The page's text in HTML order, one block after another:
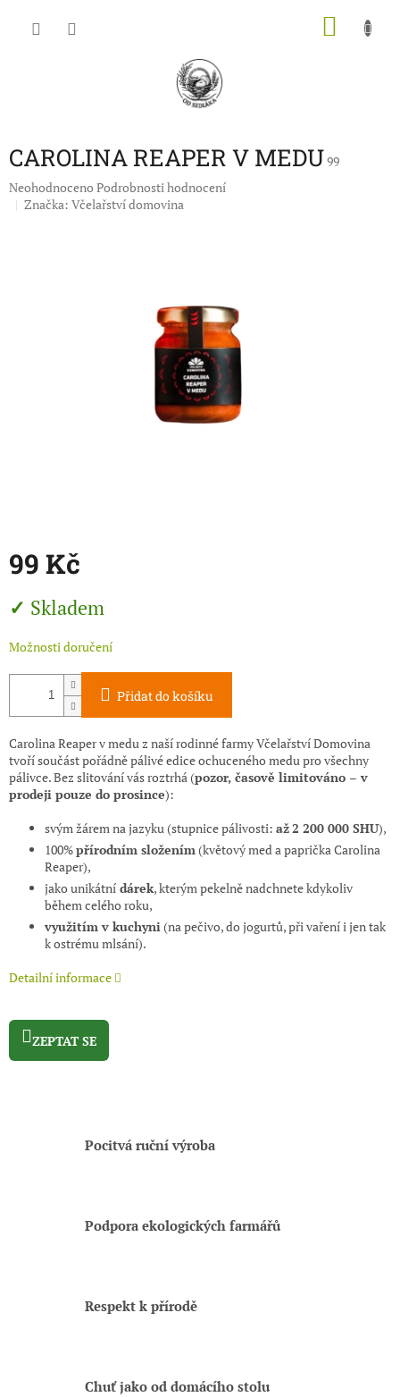
CAROLINA REAPER V MEDU99
Průměrné
hodnocení
Neohodnoceno Podrobnosti hodnocení
Značka: Včelařství domovina
99 Kč
cena:Skladem
Možnosti doručení
Přidat do košíku
Carolina Reaper v medu z naší rodinné farmy Včelařství Domovina
tvoří součást pořádně pálivé edice ochuceného medu pro všechny
pálivce. Bez slitování vás roztrhá (pozor, časově limitováno – v
prodeji pouze do prosince):
svým žárem na jazyku (stupnice pálivosti: až2 200 000 SHU),
100%přírodním složením(květový med a paprička Carolina
Reaper),
jako unikátní dárek, kterým pekelně nadchnete kdykoliv
během celého roku,
využitím v kuchyni(na pečivo, do jogurtů, při vaření i jen tak
k ostrému mlsání).
Detailní informace
ZEPTAT SE
Pocitvá ruční výroba
Podpora ekologických farmářů
Respekt k přírodě
Chuť jako od domácího stolu